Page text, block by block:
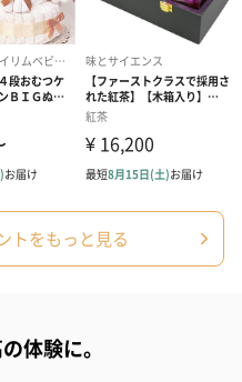
いたします。
）
トをもっと見る
体験に。